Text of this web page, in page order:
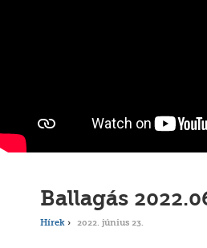
Ballagás
Hírek 2022. június 23.